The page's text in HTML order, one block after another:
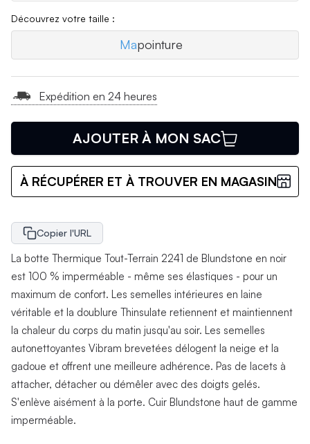
Découvrez votre taille :
Mapointure
Expédition en 24 heures
AJOUTER À MON SAC
À RÉCUPÉRER ET À TROUVER EN MAGASIN
Copier l'URL
La botte Thermique Tout-Terrain 2241 de Blundstone en noir
est 100 % imperméable - même ses élastiques - pour un
maximum de confort. Les semelles intérieures en laine
véritable et la doublure Thinsulate retiennent et maintiennent
la chaleur du corps du matin jusqu'au soir. Les semelles
autonettoyantes Vibram brevetées délogent la neige et la
gadoue et offrent une meilleure adhérence. Pas de lacets à
attacher, détacher ou démêler avec des doigts gelés.
S'enlève aisément à la porte. Cuir Blundstone haut de gamme
imperméable.